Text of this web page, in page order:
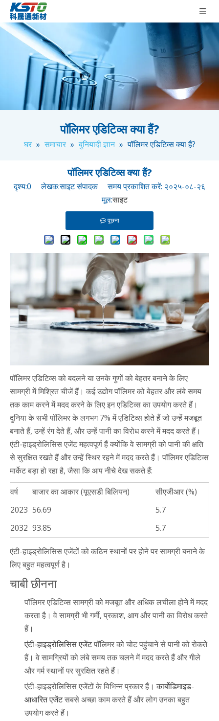
पॉलिमर एडिटिव्स क्या हैं?
घर » समाचार » बुनियादी ज्ञान » पॉलिमर एडिटिव्स क्या हैं?
पॉलिमर एडिटिव्स क्या हैं?
दृश्य:0 लेखक:साइट संपादक समय प्रकाशित करें: २०२५-०८-२६
मूल:साइट
पूछना
पॉलिमर एडिटिव्स को बदलने या उनके गुणों को बेहतर बनाने के लिए
सामग्री में मिश्रित चीजें हैं। कई उद्योग पॉलिमर को बेहतर और लंबे समय
तक काम करने में मदद करने के लिए इन एडिटिव्स का उपयोग करते हैं।
दुनिया के सभी पॉलिमर के लगभग 7% में एडिटिव्स होते हैं जो उन्हें मजबूत
बनाते हैं, उन्हें रंग देते हैं, और उन्हें पानी का विरोध करने में मदद करते हैं।
एंटी-हाइड्रोलिसिस एजेंट महत्वपूर्ण हैं क्योंकि वे सामग्री को पानी की क्षति
से सुरक्षित रखते हैं और उन्हें स्थिर रहने में मदद करते हैं। पॉलिमर एडिटिव्स
मार्केट बड़ा हो रहा है, जैसा कि आप नीचे देख सकते हैं:
वर्ष
बाजार का आकार (यूएसडी बिलियन)
सीएजीआर (%)
2023 56.69
5.7
2032 93.85 5.7
एंटी-हाइड्रोलिसिस एजेंटों को कठिन स्थानों पर होने पर सामग्री बनाने के
लिए बहुत महत्वपूर्ण है।
चाबी छीनना
पॉलिमर एडिटिव्स सामग्री को मजबूत और अधिक लचीला होने में मदद
करता है। वे सामग्री भी गर्मी, प्रकाश, आग और पानी का विरोध करते
हैं।
एंटी-हाइड्रोलिसिस एजेंटपॉलिमर को चोट पहुंचाने से पानी को रोकते
हैं। वे सामग्रियों को लंबे समय तक चलने में मदद करते हैं और गीले
और गर्म स्थानों पर सुरक्षित रहते हैं।
एंटी-हाइड्रोलिसिस एजेंटों के विभिन्न प्रकार हैं।कार्बोडिमाइड-
आधारित एजेंटसबसे अच्छा काम करते हैं और लोग उनका बहुत
उपयोग करते हैं।